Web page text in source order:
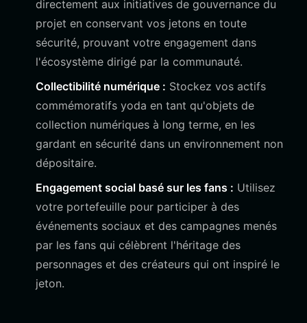
directement aux initiatives de gouvernance du
projet en conservant vos jetons en toute
sécurité, prouvant votre engagement dans
l'écosystème dirigé par la communauté.
Collectibilité numérique : Stockez vos actifs
commémoratifs yoda en tant qu'objets de
collection numériques à long terme, en les
gardant en sécurité dans un environnement non
dépositaire.
Engagement social basé sur les fans : Utilisez
votre portefeuille pour participer à des
événements sociaux et des campagnes menés
par les fans qui célèbrent l'héritage des
personnages et des créateurs qui ont inspiré le
jeton.